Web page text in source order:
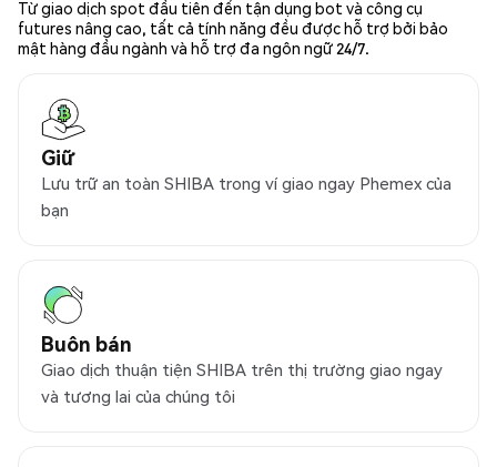
Từ giao dịch spot đầu tiên đến tận dụng bot và công cụ
futures nâng cao, tất cả tính năng đều được hỗ trợ bởi bảo
mật hàng đầu ngành và hỗ trợ đa ngôn ngữ 24/7.
Giữ
Lưu trữ an toàn SHIBA trong ví giao ngay Phemex của
bạn
Buôn bán
Giao dịch thuận tiện SHIBA trên thị trường giao ngay
và tương lai của chúng tôi